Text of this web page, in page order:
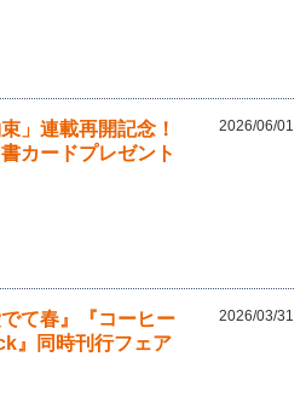
」連載再開記念！
カードプレゼント
2026/06/01
て春』『コーヒー
』同時刊行フェア
2026/03/31